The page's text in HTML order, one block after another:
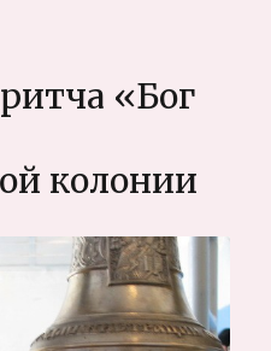
«Бог
колонии